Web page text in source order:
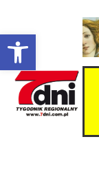
Otwórz